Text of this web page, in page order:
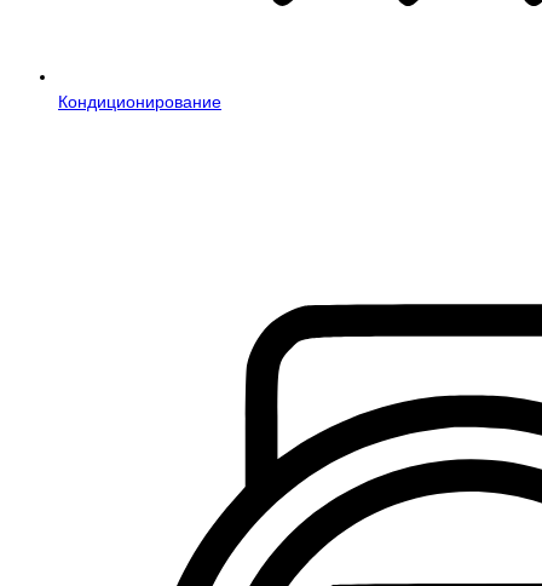
Кондиционирование